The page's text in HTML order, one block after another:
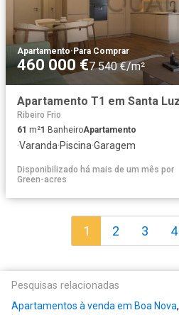
Apartamento·Para Comprar
460 000 €7 540 €/m²
Ribeiro Frio
61 m²1 BanheiroApartamento
·Varanda·Piscina·Garagem
Disponibilizado há mais de um mês por
Green-acres
1 2 3 4
Pesquisas relacionadas
Apartamentos à venda em Boa Nova,